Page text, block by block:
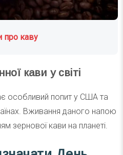
про каву
кави у світі
особливий попит у США та
Вживання даного напою
зернової кави на планеті.